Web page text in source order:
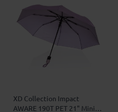
XD Collection Impact
AWARE 190T PET 21" Mini